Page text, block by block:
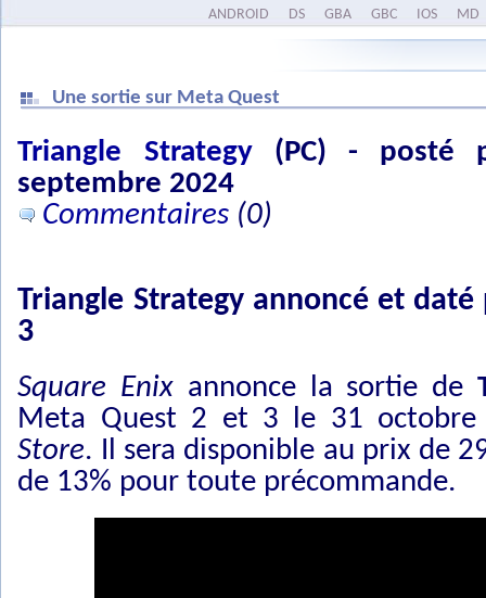
ANDROID
DS GBA GBC IOS MD
Une sortie sur Meta Quest
Triangle Strategy(PC) - posté
septembre 2024
Commentaires (0)
Triangle Strategy annoncé et
3
Square Enix annonce la sortie de
Meta Quest 2 et 3 le 31
Store. Il sera disponible au prix de
de 13% pour toute précommande.